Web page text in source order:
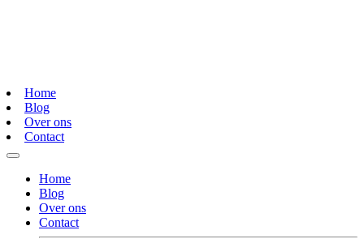
Home
Blog
Over ons
Contact
Home
Blog
Over ons
Contact